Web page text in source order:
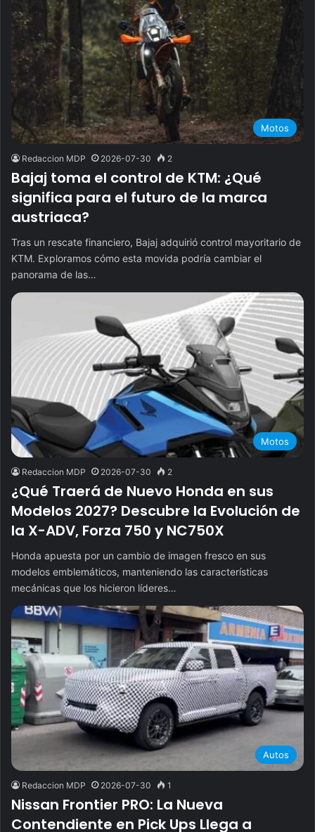
Motos
Redaccion MDP 2026-07-30 2
Bajaj toma el control de KTM: ¿Qué
significa para el futuro de la marca
austriaca?
Tras un rescate financiero, Bajaj adquirió control mayoritario de
KTM. Exploramos cómo esta movida podría cambiar el
panorama de las…
Motos
Redaccion MDP 2026-07-30 2
¿Qué Traerá de Nuevo Honda en sus
Modelos 2027? Descubre la Evolución de
la X-ADV, Forza 750 y NC750X
Honda apuesta por un cambio de imagen fresco en sus
modelos emblemáticos, manteniendo las características
mecánicas que los hicieron líderes…
Autos
Redaccion MDP 2026-07-30 1
Nissan Frontier PRO: La Nueva
Contendiente en Pick Ups Llega a